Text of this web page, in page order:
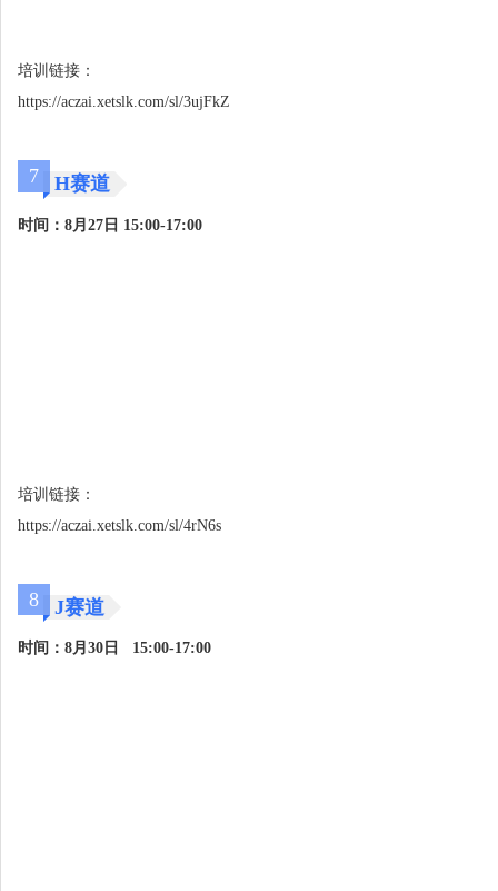
培训链接：
https://aczai.xetslk.com/sl/3ujFkZ
7 H赛道
时间：8月27日 15:00-17:00
培训链接：
https://aczai.xetslk.com/sl/4rN6s
8 J赛道
时间：8月30日 15:00-17:00